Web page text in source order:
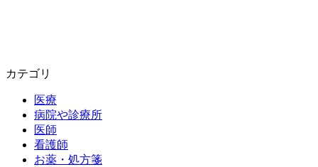
カテゴリ
医療
病院や診療所
医師
看護師
お薬・処方箋